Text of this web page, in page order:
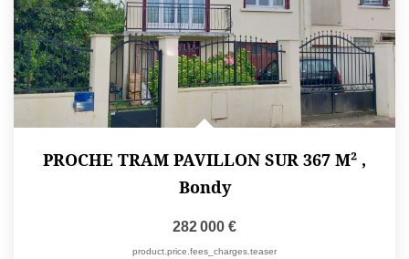
PROCHE TRAM PAVILLON SUR 367 M² ,
Bondy
282 000 €
product.price.fees_charges.teaser